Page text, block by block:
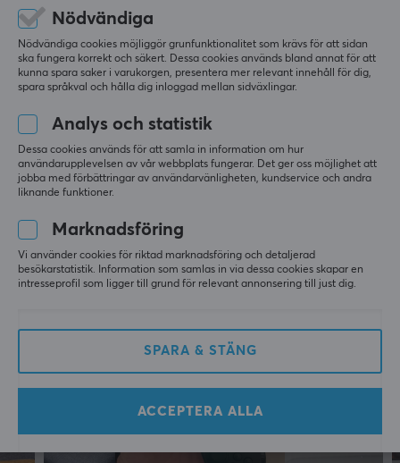
LAg
Nintendo Switch Game Traveler Deluxe System Fodral
i fjol
1 like
adin
PC
ah fett tack willhelm
0 likes
Mer från vårt Community
Nödvändiga
Nödvändiga cookies möjliggör grunfunktionalitet som krävs för att sidan
ska fungera korrekt och säkert. Dessa cookies används bland annat för att
kunna spara saker i varukorgen, presentera mer relevant innehåll för dig,
spara språkval och hålla dig inloggad mellan sidväxlingar.
Analys och statistik
Dessa cookies används för att samla in information om hur
användarupplevelsen av vår webbplats fungerar. Det ger oss möjlighet att
jobba med förbättringar av användarvänligheten, kundservice och andra
liknande funktioner.
Marknadsföring
Vi använder cookies för riktad marknadsföring och detaljerad
besökarstatistik. Information som samlas in via dessa cookies skapar en
intresseprofil som ligger till grund för relevant annonsering till just dig.
SPARA & STÄNG
ACCEPTERA ALLA